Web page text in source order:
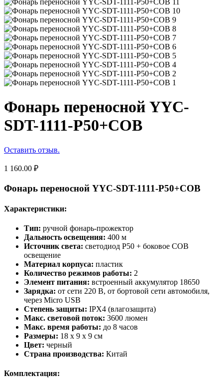
Фонарь переносной YYC-
SDT-1111-P50+COB
Оставить отзыв.
1 160.00 ₽
Фонарь переносной YYC-SDT-1111-P50+COB
Характеристики:
Тип: ручной фонарь-прожектор
Дальность освещения: 400 м
Источник света: светодиод P50 + боковое COB
освещение
Материал корпуса: пластик
Количество режимов работы: 2
Элемент питания: встроенный аккумулятор 18650
Зарядка: от сети 220 В, от бортовой сети автомобиля,
через Micro USB
Степень защиты: IPX4 (влагозащита)
Макс. световой поток: 3600 люмен
Макс. время работы: до 8 часов
Размеры: 18 x 9 x 9 см
Цвет: черный
Страна производства: Китай
Комплектация: